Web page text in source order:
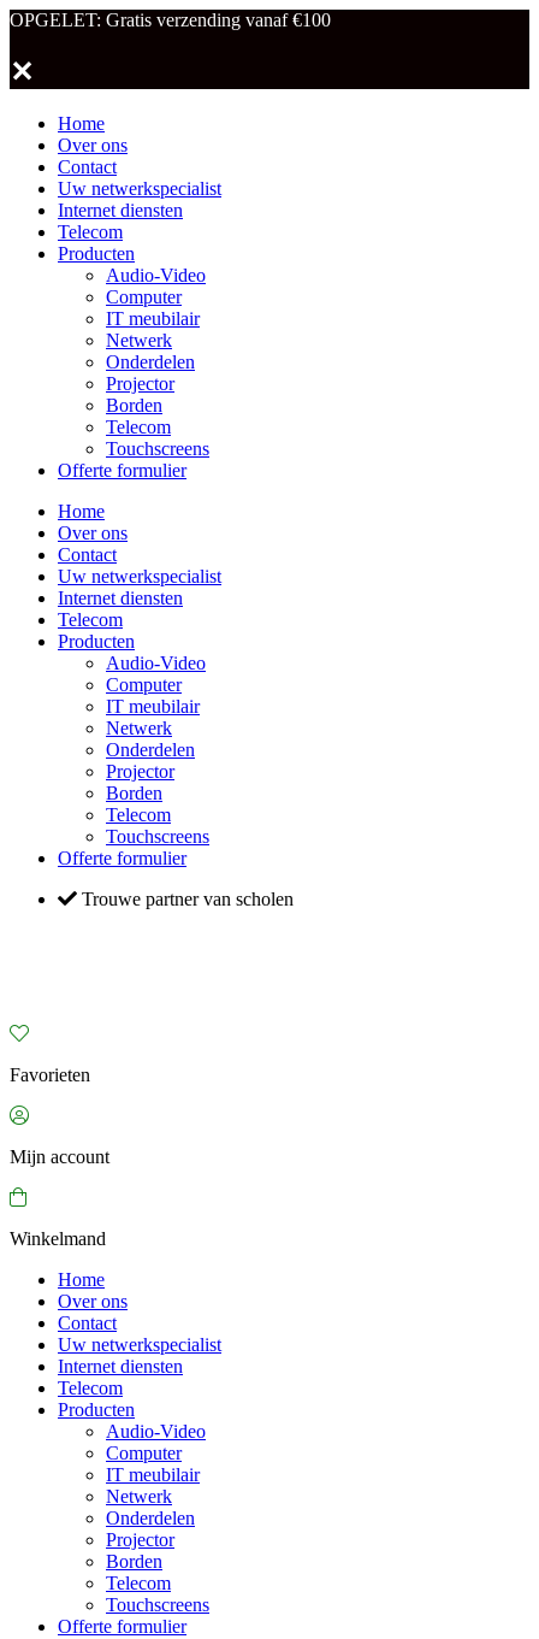
OPGELET: Gratis verzending vanaf €100
✕
Home
Over ons
Contact
Uw netwerkspecialist
Internet diensten
Telecom
Producten
Audio-Video
Computer
IT meubilair
Netwerk
Onderdelen
Projector
Borden
Telecom
Touchscreens
Offerte formulier
Home
Over ons
Contact
Uw netwerkspecialist
Internet diensten
Telecom
Producten
Audio-Video
Computer
IT meubilair
Netwerk
Onderdelen
Projector
Borden
Telecom
Touchscreens
Offerte formulier
Trouwe partner van scholen
Favorieten
Mijn account
Winkelmand
Home
Over ons
Contact
Uw netwerkspecialist
Internet diensten
Telecom
Producten
Audio-Video
Computer
IT meubilair
Netwerk
Onderdelen
Projector
Borden
Telecom
Touchscreens
Offerte formulier